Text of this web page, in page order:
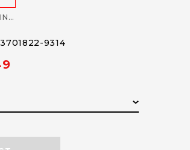
MANDARINE-INK: 3701822-9314
9314
LAGERSTATUS